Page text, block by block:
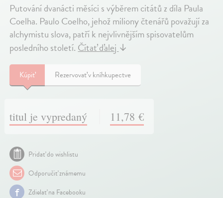
Putování dvanácti měsíci s výběrem citátů z díla Paula
Coelha. Paulo Coelho, jehož miliony čtenářů považují za
alchymistu slova, patří k nejvlivnějším spisovatelům
posledního století. Čítať ďalej ↓
Kúpiť Rezervovať v kníhkupectve
titul je vypredaný 11,78 €
Pridať do wishlistu
Odporučiť známemu
Zdielať na Facebooku